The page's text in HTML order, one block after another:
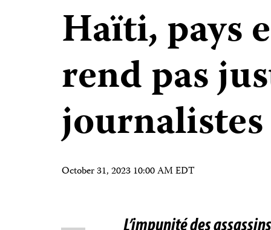
Haïti, pays
rend pas
journalistes
October 31, 2023 10:00 AM EDT
L’impunité des